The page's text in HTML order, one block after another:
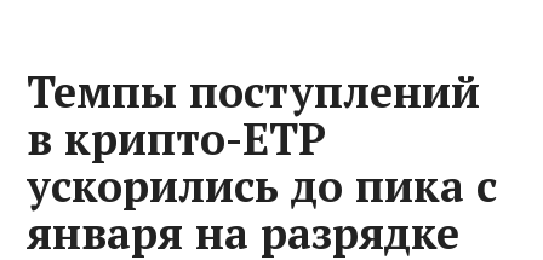
Темпы поступлений
в крипто-ETP
ускорились до пика с
января на разрядке